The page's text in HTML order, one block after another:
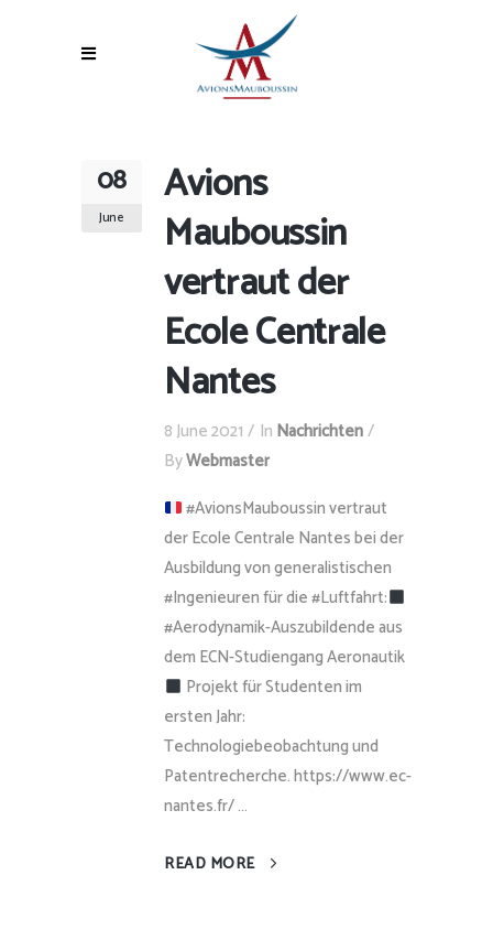
08
June
Avions
Mauboussin
vertraut der
Ecole Centrale
Nantes
8 June 2021 In Nachrichten
ByWebmaster
#AvionsMauboussin vertraut
der Ecole Centrale Nantes bei der
Ausbildung von generalistischen
#Ingenieuren für die #Luftfahrt:
#Aerodynamik-Auszubildende aus
dem ECN-Studiengang Aeronautik
Projekt für Studenten im
ersten Jahr:
Technologiebeobachtung und
Patentrecherche. https://www.ec-
nantes.fr/ ...
READ MORE